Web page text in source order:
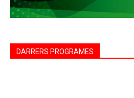
DARRERS PROGRAMES